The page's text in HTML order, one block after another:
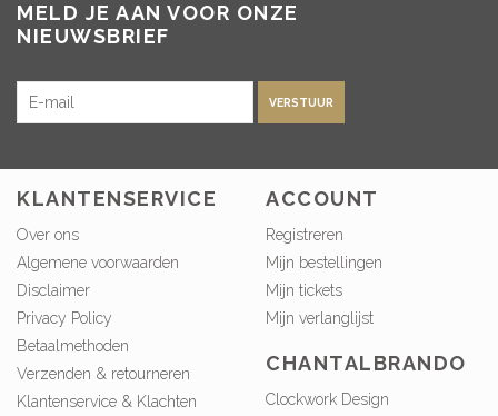
MELD JE AAN VOOR ONZE
NIEUWSBRIEF
VERSTUUR
KLANTENSERVICE
Over ons
Algemene voorwaarden
Disclaimer
Privacy Policy
Betaalmethoden
Verzenden & retourneren
Klantenservice & Klachten
ACCOUNT
Registreren
Mijn bestellingen
Mijn tickets
Mijn verlanglijst
CHANTALBRANDO
Clockwork Design